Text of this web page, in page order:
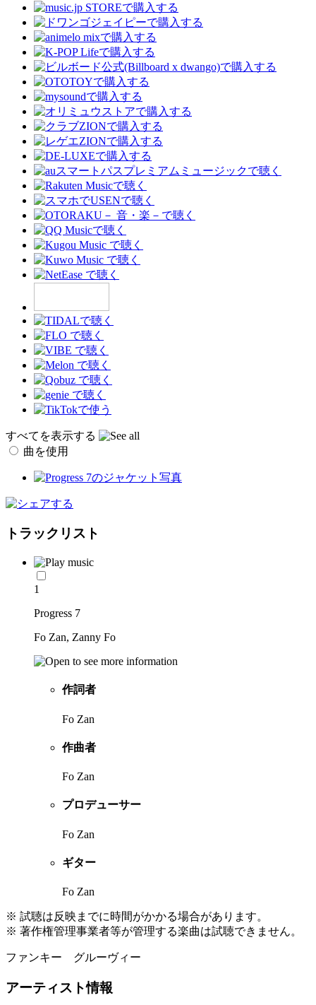
すべてを表示する
曲を使用
トラックリスト
1
Progress 7
Fo Zan, Zanny Fo
作詞者
Fo Zan
作曲者
Fo Zan
プロデューサー
Fo Zan
ギター
Fo Zan
※ 試聴は反映までに時間がかかる場合があります。
※ 著作権管理事業者等が管理する楽曲は試聴できません。
ファンキー グルーヴィー
アーティスト情報